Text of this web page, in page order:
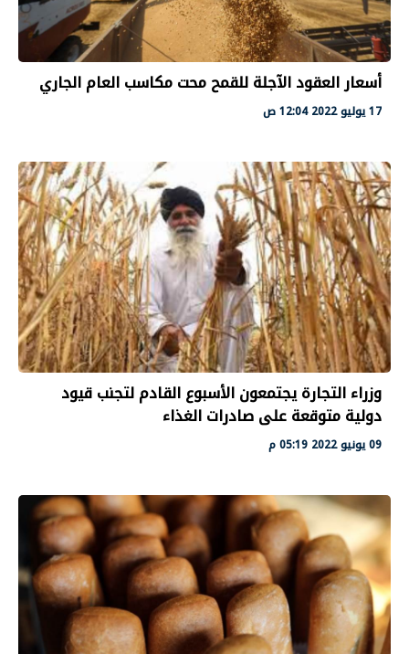
أسعار العقود الآجلة للقمح محت مكاسب العام الجاري
17 يوليو 2022 12:04 ص
وزراء التجارة يجتمعون الأسبوع القادم لتجنب قيود
دولية متوقعة على صادرات الغذاء
09 يونيو 2022 05:19 م